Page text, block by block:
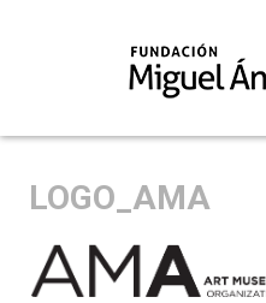
LOGO_AMA